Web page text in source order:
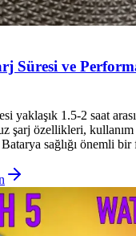
Süresi ve
yaklaşık 1.5-2 saat
şarj özellikleri, kullanım
sağlığı önemli